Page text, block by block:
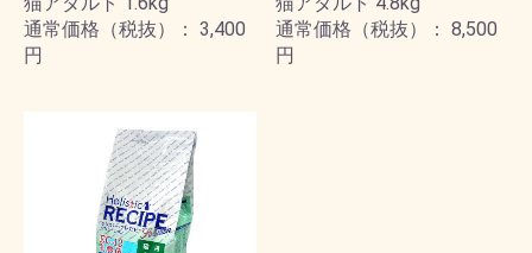
通常価格（税抜）： 3,400
円
通常価格（税抜）： 8,500
円